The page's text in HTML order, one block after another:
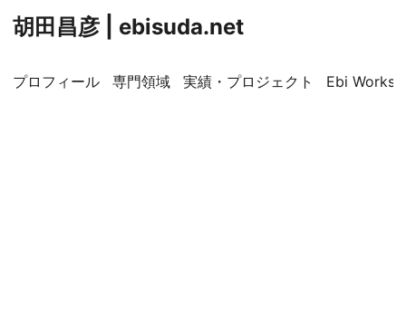
胡田昌彦 | ebisuda.net
プロフィール 専門領域 実績・プロジェクト Ebi